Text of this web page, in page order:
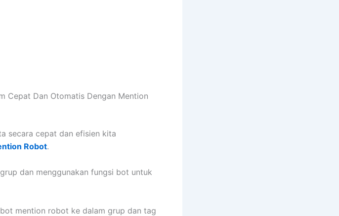
Cepat Dan Otomatis Dengan Mention
secara cepat dan efisien kita
Robot.
dan menggunakan fungsi bot untuk
mention robot ke dalam grup dan tag